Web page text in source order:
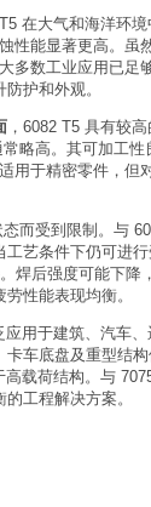
T5 在大气和海洋环
性能显著更高。虽
多数工业应用已足
护和外观。
，6082 T5 具有较
略高。其可加工
用于精密零件，但
而受到限制。与
工艺条件下仍可进
焊后强度可能下降
性能表现均衡。
应用于建筑、汽车
卡车底盘及重型结
载荷结构。与
工程解决方案。